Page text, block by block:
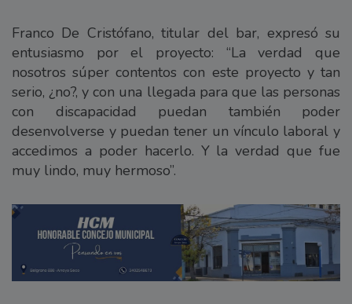
Franco De Cristófano, titular del bar, expresó su
entusiasmo por el proyecto: “La verdad que
nosotros súper contentos con este proyecto y tan
serio, ¿no?, y con una llegada para que las personas
con discapacidad puedan también poder
desenvolverse y puedan tener un vínculo laboral y
accedimos a poder hacerlo. Y la verdad que fue
muy lindo, muy hermoso”.